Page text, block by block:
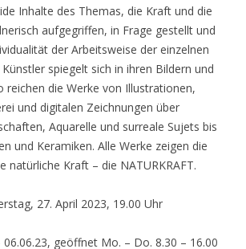
Inhalte des Themas, die Kraft und die
aufgegriffen, in Frage gestellt und
der Arbeitsweise der einzelnen
spiegelt sich in ihren Bildern und
reichen die Werke von Illustrationen,
und digitalen Zeichnungen über
Aquarelle und surreale Sujets bis
und Keramiken. Alle Werke zeigen die
natürliche Kraft – die NATURKRAFT.
27. April 2023, 19.00 Uhr
06.06.23, geöffnet Mo. – Do. 8.30 – 16.00